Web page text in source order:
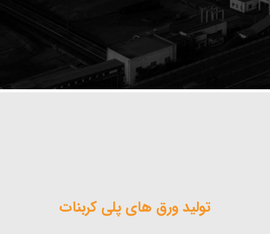
تولید ورق های پلی کربنات